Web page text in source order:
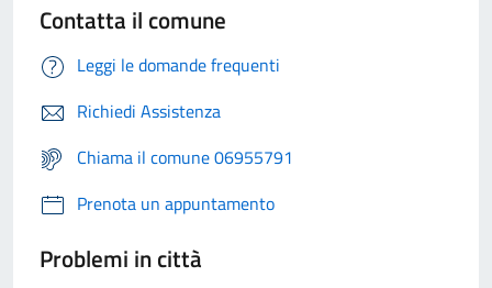
Contatta il comune
Leggi le domande frequenti
Richiedi Assistenza
Chiama il comune 06955791
Prenota un appuntamento
Problemi in città